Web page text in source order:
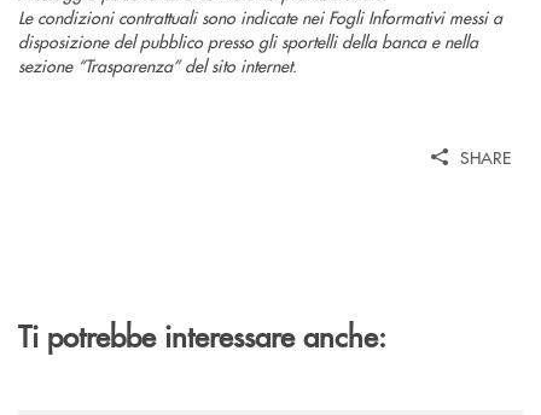
Le condizioni contrattuali sono indicate nei Fogli Informativi messi a
disposizione del pubblico presso gli sportelli della banca e nella
sezione “Trasparenza” del sito internet.
SHARE
Ti potrebbe interessare anche: